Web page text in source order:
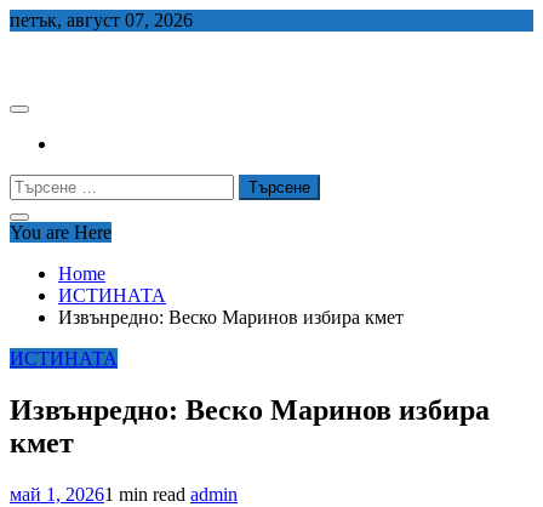
Skip
петък, август 07, 2026
Търсене
за:
You are Here
Home
ИСТИНАТА
Извънредно: Веско Маринов избира кмет
ИСТИНАТА
Извънредно: Веско Маринов избира
кмет
май 1, 20261 min read admin